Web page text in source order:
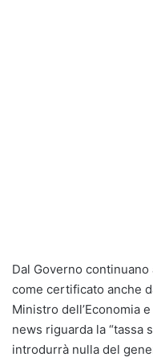
Dal Governo
come certificato anche
Ministro dell’Economia
news riguarda la “tassa
introdurrà nulla del